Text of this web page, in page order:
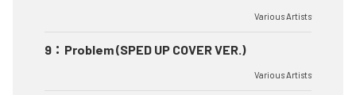
Various Artists
9 ： Problem (SPED UP COVER VER.)
Various Artists